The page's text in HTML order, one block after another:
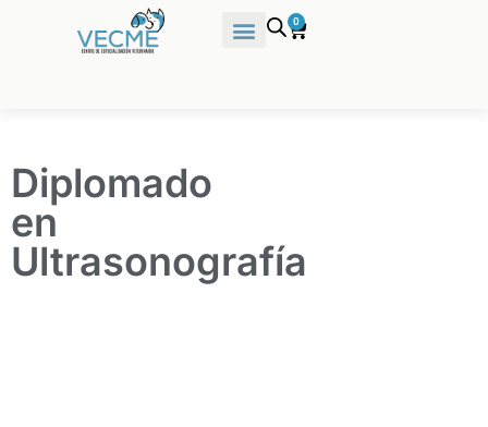
0
Diplomado
en
Ultrasonografía